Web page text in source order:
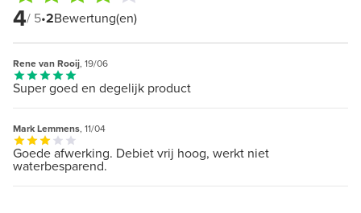
4/ 5•2Bewertung(en)
Rene van Rooij, 19/06
Super goed en degelijk product
Mark Lemmens, 11/04
Goede afwerking. Debiet vrij hoog, werkt niet
waterbesparend.